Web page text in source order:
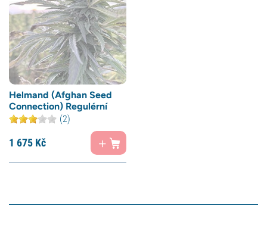
Helmand (Afghan Seed
Connection) Regulérní
(2)
1 675 Kč